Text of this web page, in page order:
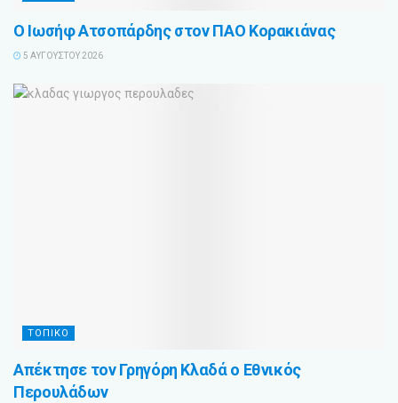
Ο Ιωσήφ Ατσοπάρδης στον ΠΑΟ Κορακιάνας
5 ΑΥΓΟΎΣΤΟΥ 2026
ΤΟΠΙΚΟ
Απέκτησε τον Γρηγόρη Κλαδά ο Εθνικός
Περουλάδων